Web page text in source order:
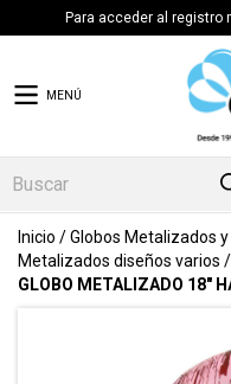
Para acceder al registro
MENÚ
Inicio /Globos Metalizados
Metalizados diseños varios /
GLOBO METALIZADO 18"